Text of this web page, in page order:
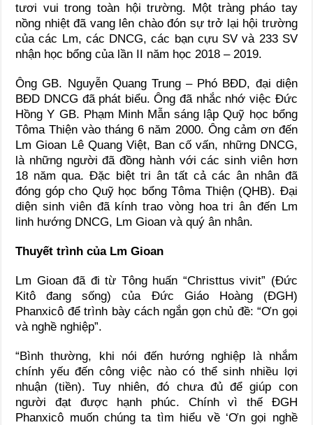
tươi vui trong toàn hội trường. Một tràng pháo tay
nồng nhiệt đã vang lên chào đón sự trở lại hội trường
của các Lm, các DNCG, các bạn cựu SV và 233 SV
nhận học bổng của lần II năm học 2018 – 2019.
Ông GB. Nguyễn Quang Trung – Phó BĐD, đại diện
BĐD DNCG đã phát biểu. Ông đã nhắc nhớ việc Đức
Hồng Y GB. Phạm Minh Mẫn sáng lập Quỹ học bổng
Tôma Thiện vào tháng 6 năm 2000. Ông cảm ơn đến
Lm Gioan Lê Quang Việt, Ban cố vấn, những DNCG,
là những người đã đồng hành với các sinh viên hơn
18 năm qua. Đặc biệt tri ân tất cả các ân nhân đã
đóng góp cho Quỹ học bổng Tôma Thiện (QHB). Đại
diện sinh viên đã kính trao vòng hoa tri ân đến Lm
linh hướng DNCG, Lm Gioan và quý ân nhân.
Thuyết trình của Lm Gioan
Lm Gioan đã đi từ Tông huấn “Christtus vivit” (Đức
Kitô đang sống) của Đức Giáo Hoàng (ĐGH)
Phanxicô để trình bày cách ngắn gọn chủ đề: “Ơn gọi
và nghề nghiệp”.
“Bình thường, khi nói đến hướng nghiệp là nhắm
chính yếu đến công việc nào có thể sinh nhiều lợi
nhuận (tiền). Tuy nhiên, đó chưa đủ để giúp con
người đạt được hạnh phúc. Chính vì thế ĐGH
Phanxicô muốn chúng ta tìm hiểu về ‘Ơn gọi nghề